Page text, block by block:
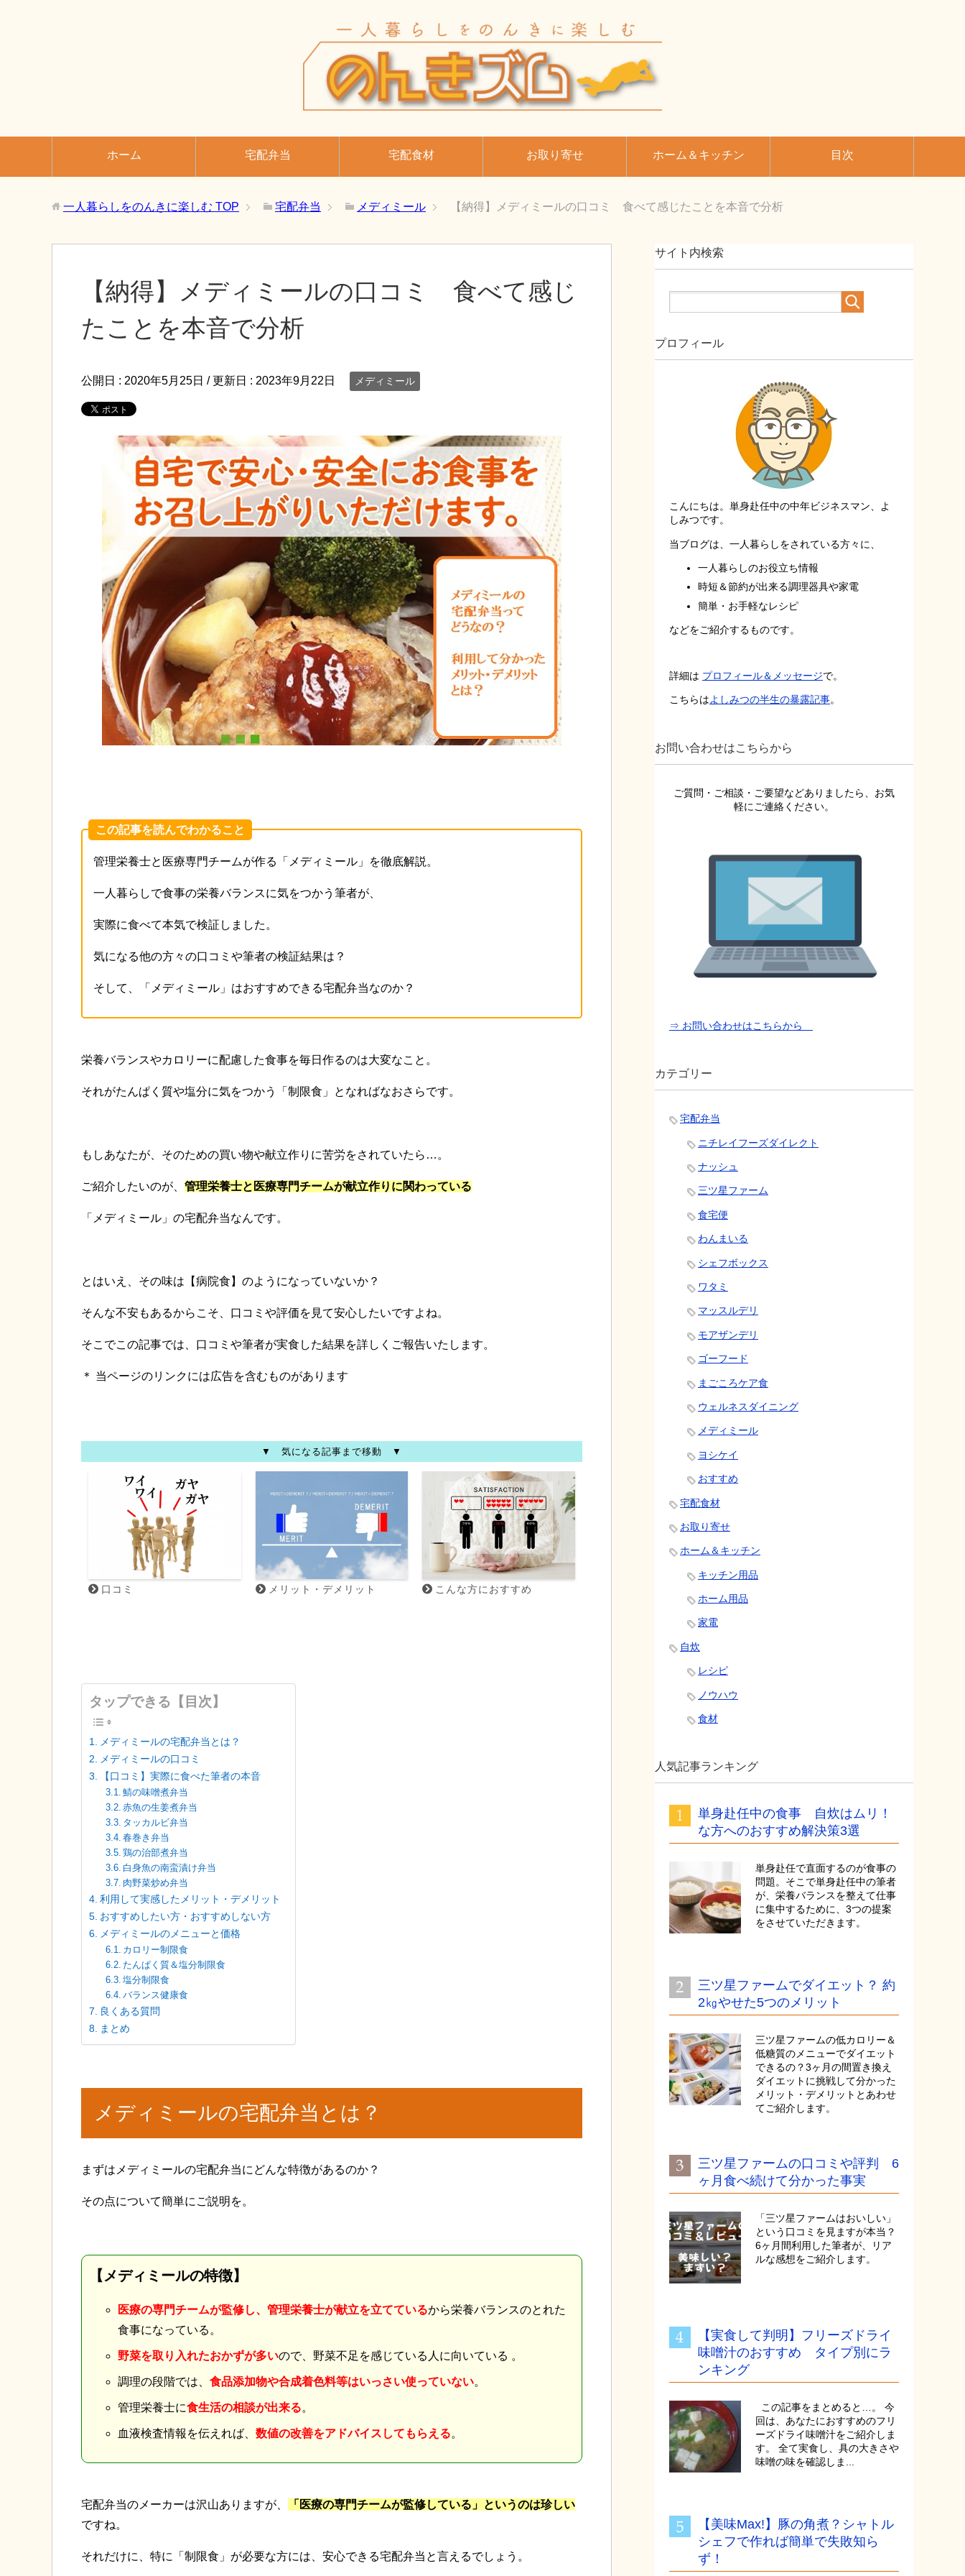
ホーム 宅配弁当 宅配食材 お取り寄せ ホーム＆キッチン 目次
一人暮らしをのんきに楽しむ TOP 宅配弁当 メディミール 【納得】メディミールの口コミ 食べて感じたことを本音で分析
【納得】メディミールの口コミ 食べて感じ
たことを本音で分析
公開日 : 2020年5月25日 / 更新日 : 2023年9月22日 メディミール
この記事を読んでわかること
管理栄養士と医療専門チームが作る「メディミール」を徹底解説。
一人暮らしで食事の栄養バランスに気をつかう筆者が、
実際に食べて本気で検証しました。
気になる他の方々の口コミや筆者の検証結果は？
そして、「メディミール」はおすすめできる宅配弁当なのか？
栄養バランスやカロリーに配慮した食事を毎日作るのは大変なこと。
それがたんぱく質や塩分に気をつかう「制限食」となればなおさらです。
もしあなたが、そのための買い物や献立作りに苦労をされていたら…。
ご紹介したいのが、 管理栄養士と医療専門チームが献立作りに関わっている
「メディミール」の宅配弁当なんです。
とはいえ、その味は【病院食】のようになっていないか？
そんな不安もあるからこそ、口コミや評価を見て安心したいですよね。
そこでこの記事では、口コミや筆者が実食した結果を詳しくご報告いたします。
＊ 当ページのリンクには広告を含むものがあります
▼ 気になる記事まで移動 ▼
口コミ メリット・デメリット こんな方におすすめ
タップできる【目次】
メディミールの宅配弁当とは？
メディミールの口コミ
【口コミ】実際に食べた筆者の本音
鯖の味噌煮弁当
赤魚の生姜煮弁当
タッカルビ弁当
春巻き弁当
鶏の治部煮弁当
白身魚の南蛮漬け弁当
肉野菜炒め弁当
利用して実感したメリット・デメリット
おすすめしたい方・おすすめしない方
メディミールのメニューと価格
カロリー制限食
たんぱく質＆塩分制限食
塩分制限食
バランス健康食
良くある質問
まとめ
メディミールの宅配弁当とは？
まずはメディミールの宅配弁当にどんな特徴があるのか？
その点について簡単にご説明を。
【メディミールの特徴】
医療の専門チームが監修し、管理栄養士が献立を立てているから栄養バランスのとれた
食事になっている。
野菜を取り入れたおかずが多いので、野菜不足を感じている人に向いている 。
調理の段階では、 食品添加物や合成着色料等はいっさい使っていない。
管理栄養士に食生活の相談が出来る。
血液検査情報を伝えれば、 数値の改善をアドバイスしてもらえる。
宅配弁当のメーカーは沢山ありますが、
「医療の専門チームが監修している」というのは珍しい
ですね。
それだけに、特に「制限食」が必要な方には、安心できる宅配弁当と言えるでしょう。
サイト内検索
プロフィール
こんにちは。単身赴任中の中年ビジネスマン、よ
しみつです。
当ブログは、一人暮らしをされている方々に、
一人暮らしのお役立ち情報
時短＆節約が出来る調理器具や家電
簡単・お手軽なレシピ
などをご紹介するものです。
詳細は プロフィール＆メッセージで。
こちらはよしみつの半生の暴露記事。
お問い合わせはこちらから
ご質問・ご相談・ご要望などありましたら、お気
軽にご連絡ください。
⇒ お問い合わせはこちらから
カテゴリー
宅配弁当
ニチレイフーズダイレクト
ナッシュ
三ツ星ファーム
食宅便
わんまいる
シェフボックス
ワタミ
マッスルデリ
モアザンデリ
ゴーフード
まごころケア食
ウェルネスダイニング
メディミール
ヨシケイ
おすすめ
宅配食材
お取り寄せ
ホーム＆キッチン
キッチン用品
ホーム用品
家電
自炊
レシピ
ノウハウ
食材
人気記事ランキング
単身赴任中の食事 自炊はムリ！
な方へのおすすめ解決策3選
単身赴任で直面するのが食事の
問題。そこで単身赴任中の筆者
が、栄養バランスを整えて仕事
に集中するために、3つの提案
をさせていただきます。
三ツ星ファームでダイエット？ 約
2㎏やせた5つのメリット
三ツ星ファームの低カロリー＆
低糖質のメニューでダイエット
できるの？3ヶ月の間置き換え
ダイエットに挑戦して分かった
メリット・デメリットとあわせ
てご紹介します。
三ツ星ファームの口コミや評判 6
ヶ月食べ続けて分かった事実
「三ツ星ファームはおいしい」
という口コミを見ますが本当？
6ヶ月間利用した筆者が、リア
ルな感想をご紹介します。
【実食して判明】フリーズドライ
味噌汁のおすすめ タイプ別にラ
ンキング
この記事をまとめると…。 今
回は、あなたにおすすめのフリ
ーズドライ味噌汁をご紹介しま
す。 全て実食し、具の大きさや
味噌の味を確認しま...
【美味Max!】豚の角煮？シャトル
シェフで作れば簡単で失敗知ら
ず！